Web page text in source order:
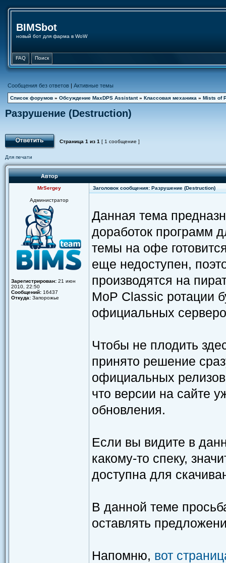
BIMSbot
новый бот для фарма в WoW
FAQ Поиск
Сообщения без ответов | Активные темы
Список форумов » Обсуждение MaxDPS Assistant» Классовая механика » Mists of
Разрушение (Destruction)
Страница 1 из 1 [ 1 сообщение ]
Для печати
Автор
MrSergey Заголовок сообщения: Разрушение (Destruction)
Администратор
Зарегистрирован: 21 июн
2010, 22:50
Сообщений: 16437
Откуда: Запорожье
Данная тема
доработок программ
темы на офе
еще недоступен,
производятся на
MoP Classic ротации
официальных
Чтобы не плодить
принято решение
официальных
что версии на сайте
обновления.
Если вы видите в
какому-то спеку,
доступна для
В данной теме
оставлять
Напомню, вот